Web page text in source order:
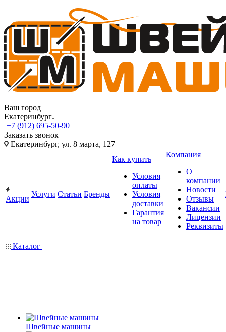
Ваш город
Екатеринбург
+7 (912) 695-50-90
Заказать звонок
Екатеринбург, ул. 8 марта, 127
Акции
Услуги Статьи Бренды
Как купить
Условия
оплаты
Условия
доставки
Гарантия
на товар
Компания
О
компании
Новости
Отзывы
Вакансии
Лицензии
Реквизиты
Каталог
Швейные машины